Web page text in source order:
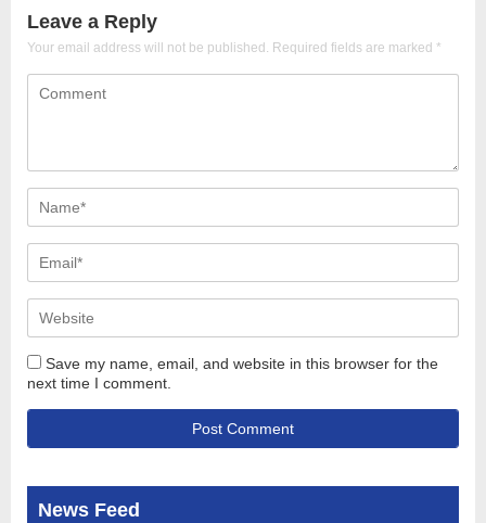
Leave a Reply
Your email address will not be published. Required fields are marked *
Save my name, email, and website in this browser for the
next time I comment.
News Feed